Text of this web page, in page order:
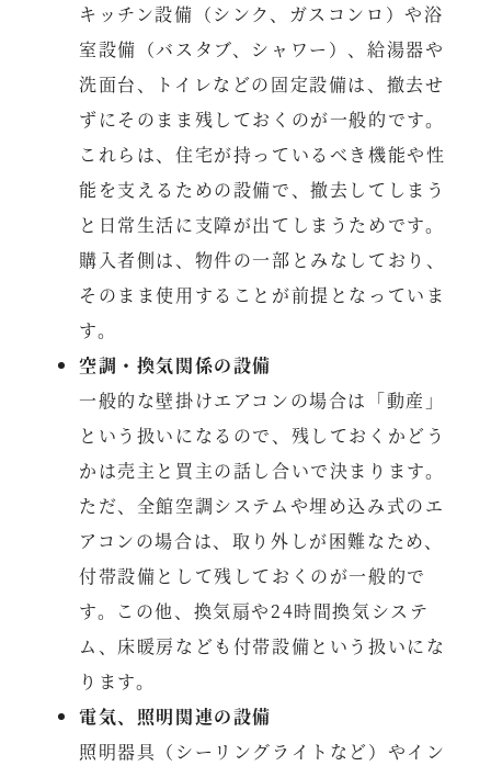
キッチン設備（シンク、ガスコンロ）や浴
室設備（バスタブ、シャワー）、給湯器や
洗面台、トイレなどの固定設備は、撤去せ
ずにそのまま残しておくのが一般的です。
これらは、住宅が持っているべき機能や性
能を支えるための設備で、撤去してしまう
と日常生活に支障が出てしまうためです。
購入者側は、物件の一部とみなしており、
そのまま使用することが前提となっていま
す。
空調・換気関係の設備
一般的な壁掛けエアコンの場合は「動産」
という扱いになるので、残しておくかどう
かは売主と買主の話し合いで決まります。
ただ、全館空調システムや埋め込み式のエ
アコンの場合は、取り外しが困難なため、
付帯設備として残しておくのが一般的で
す。この他、換気扇や24時間換気システ
ム、床暖房なども付帯設備という扱いにな
ります。
電気、照明関連の設備
照明器具（シーリングライトなど）やイン